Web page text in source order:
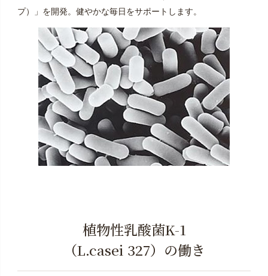
プ）」を開発。健やかな毎日をサポートします。
植物性乳酸菌K-1
（L.casei 327）の働き